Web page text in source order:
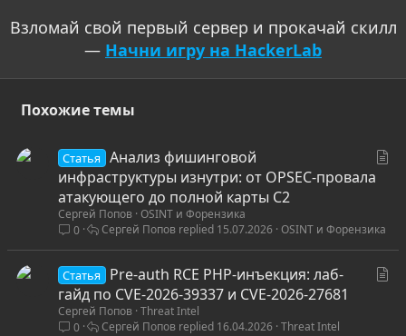
Взломай свой первый сервер и прокачай скилл
— Начни игру на HackerLab
Похожие темы
я
Статья
Анализ фишинговой
инфраструктуры изнутри: от OPSEC-провала
атакующего до полной карты C2
Сергей Попов OSINT и Форензика
0
OSINT и Форензика
15.07.2026
Сергей Попов
Статья
Pre-auth RCE PHP-инъекция: лаб-
гайд по CVE-2026-39337 и CVE-2026-27681
Сергей Попов Threat Intel
0
Threat Intel
16.04.2026
Сергей Попов